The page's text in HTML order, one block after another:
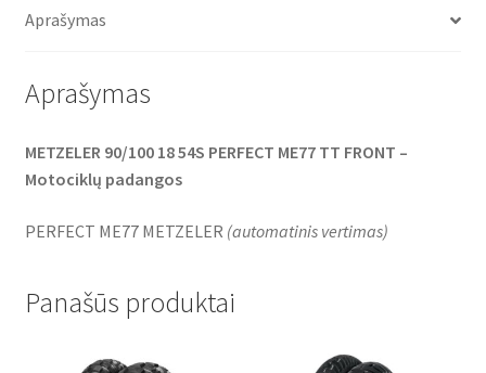
o
r
p
Aprašymas
Aprašymas
METZELER 90/100 18 54S PERFECT ME77 TT FRONT –
Motociklų padangos
PERFECT ME77 METZELER (automatinis vertimas)
Panašūs produktai